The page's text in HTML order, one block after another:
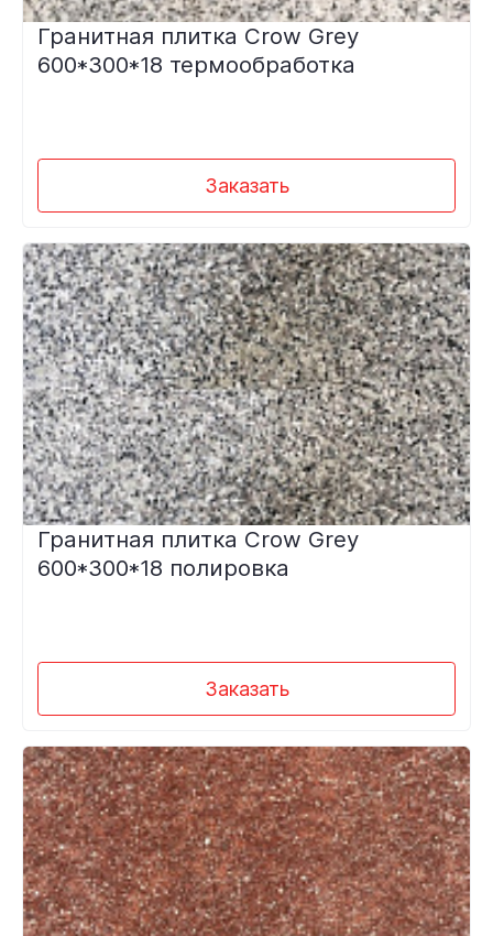
Гранитная плитка Crow Grey
600*300*18 термообработка
Заказать
Гранитная плитка Crow Grey
600*300*18 полировка
Заказать